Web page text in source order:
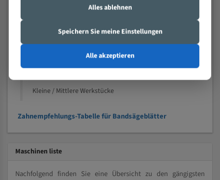
Nichteisenmetalle
Speziell entwickelt für Profile / Rohre
Kleine und mittlere Profile / Kleine Durchmesser
Kleine / Mittlere Werkstücke
Zahnempfehlungs-Tabelle für Bandsägeblätter
Maschinen liste
Nachfolgend finden Sie eine Übersicht zu den gängigsten
Alles ablehnen
Speichern Sie meine Einstellungen
Alle akzeptieren